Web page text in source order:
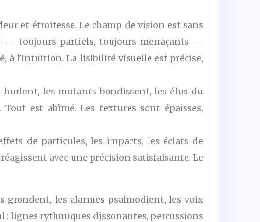
et étroitesse. Le champ de vision est sans
— toujours partiels, toujours menaçants —
à l’intuition. La lisibilité visuelle est précise,
hurlent, les mutants bondissent, les élus du
est abîmé. Les textures sont épaisses,
de particules, les impacts, les éclats de
avec une précision satisfaisante. Le
grondent, les alarmes psalmodient, les voix
: lignes rythmiques dissonantes, percussions